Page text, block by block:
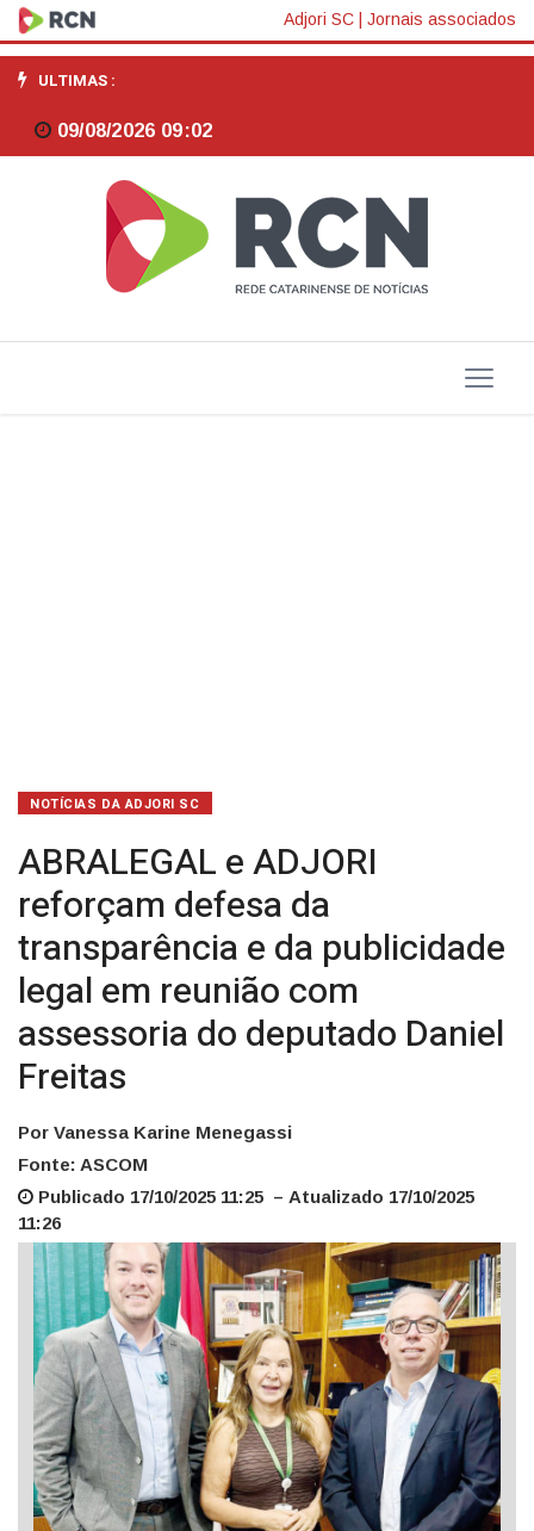
ABRALEGAL
e
ADJORI
reforçam
defesa
transparência
do
deputado
Daniel
Freitas
Adjori SC Jornais associados
ULTIMAS :
09/08/2026 09:02
NOTÍCIAS DA ADJORI SC
ABRALEGAL e ADJORI
reforçam defesa da
transparência e da publicidade
legal em reunião com
assessoria do deputado Daniel
Freitas
Por Vanessa Karine Menegassi
Fonte: ASCOM
Publicado 17/10/2025 11:25 – Atualizado 17/10/2025
11:26